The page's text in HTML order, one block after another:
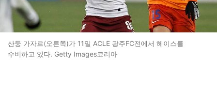
산둥 가자르(오른쪽)가 11일 ACLE 광주FC전에서 헤이스를
수비하고 있다. Getty Images코리아